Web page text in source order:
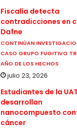
Fiscalía detecta
contradicciones en
Dafne
CONTINÚAN
CASO GRUPO FUGITIVO
AÑO DE LOS HECHOS
julio 23, 2026
Estudiantes de la UAT
desarrollan
nanocompuesto
cáncer